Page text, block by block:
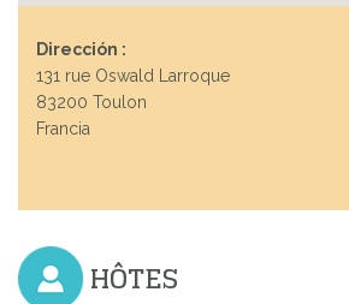
Dirección :
131 rue Oswald Larroque
83200 Toulon
Francia
HÔTES